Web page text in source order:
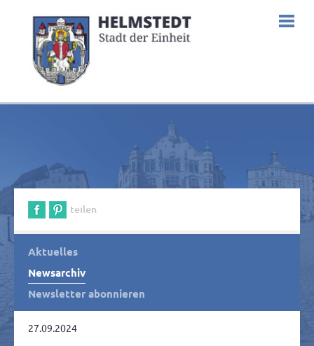
teilen
Aktuelles
Newsarchiv
Newsletter abonnieren
27.09.2024